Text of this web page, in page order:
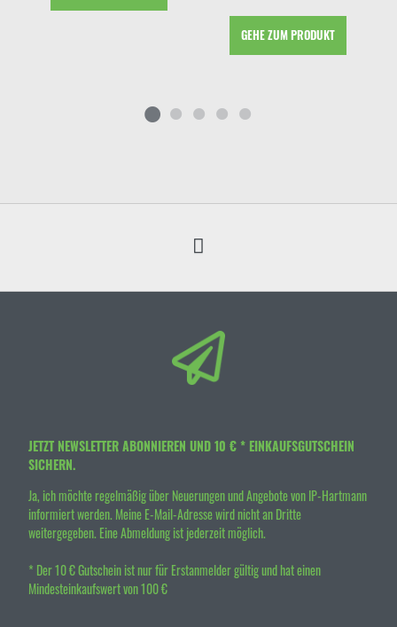
GEHE ZUM PRODUKT
JETZT NEWSLETTER ABONNIEREN UND 10 € * EINKAUFSGUTSCHEIN
SICHERN.
Ja, ich möchte regelmäßig über Neuerungen und Angebote von IP-Hartmann
informiert werden. Meine E-Mail-Adresse wird nicht an Dritte
weitergegeben. Eine Abmeldung ist jederzeit möglich.
* Der 10 € Gutschein ist nur für Erstanmelder gültig und hat einen
Mindesteinkaufswert von 100 €